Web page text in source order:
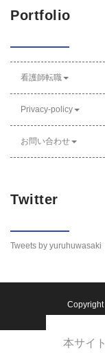
Portfolio
看護師転職
Privacy-policy
お問い合わせ
Twitter
Tweets by yuruhuwasaki
Copyright
本サイ